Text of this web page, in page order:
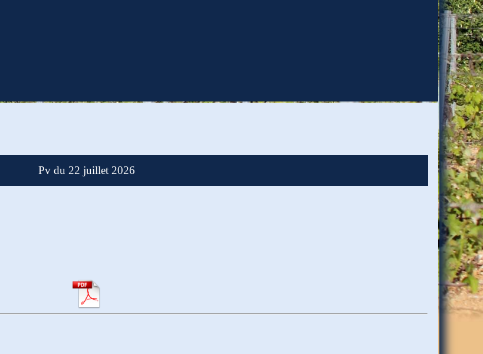
Pv du 22 juillet 2026